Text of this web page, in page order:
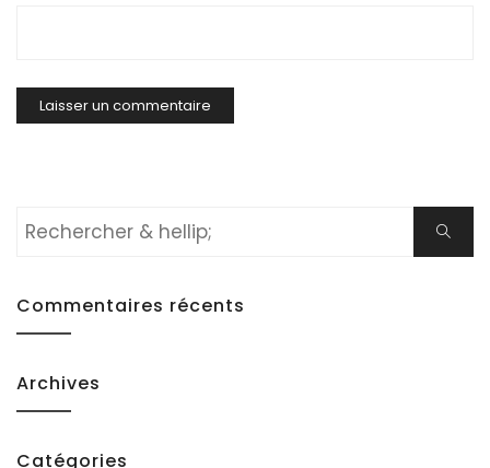
Rechercher:
Commentaires récents
Archives
Catégories